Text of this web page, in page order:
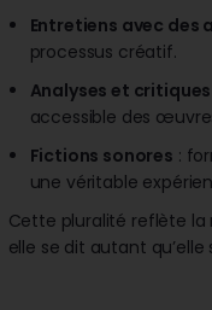
Entretiens avec des
processus créatif.
Analyses et critiques
accessible des
Fictions sonores :
une véritable
Cette pluralité reflète
elle se dit autant qu’elle